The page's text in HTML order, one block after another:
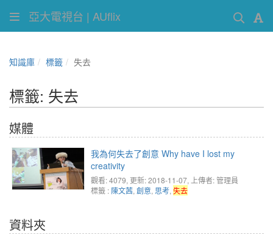
亞大電視台 | AUflix
知識庫 標籤 失去
標籤: 失去
媒體
我為何失去了創意 Why have I lost my
creativity
觀看: 4079, 更新: 2018-11-07, 上傳者: 管理員
標籤 : 陳文茜, 創意, 思考, 失去
資料夾